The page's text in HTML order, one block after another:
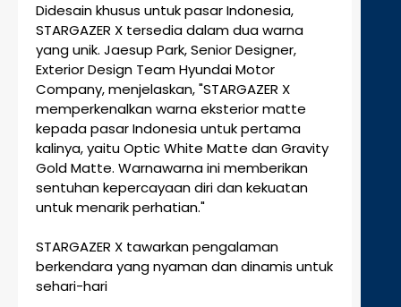
Didesain khusus untuk pasar Indonesia,
STARGAZER X tersedia dalam dua warna
yang unik. Jaesup Park, Senior Designer,
Exterior Design Team Hyundai Motor
Company, menjelaskan, "STARGAZER X
memperkenalkan warna eksterior matte
kepada pasar Indonesia untuk pertama
kalinya, yaitu Optic White Matte dan Gravity
Gold Matte. Warnawarna ini memberikan
sentuhan kepercayaan diri dan kekuatan
untuk menarik perhatian."
STARGAZER X tawarkan pengalaman
berkendara yang nyaman dan dinamis untuk
sehari-hari